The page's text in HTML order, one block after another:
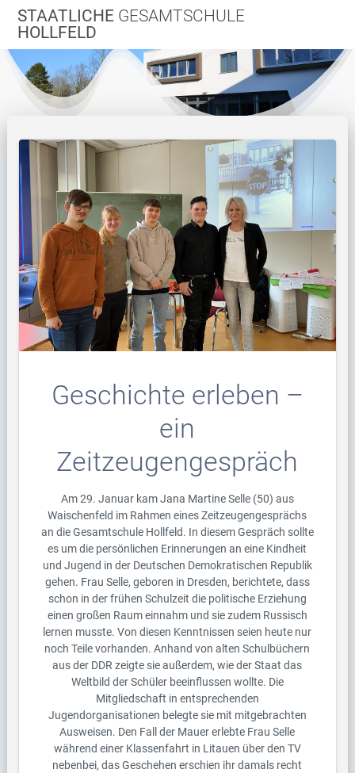
Zum
Inhalt
STAATLICHE GESAMTSCHULE
HOLLFELD
Geschichte erleben –
ein
Zeitzeugengespräch
Am 29. Januar kam Jana Martine Selle (50) aus
Waischenfeld im Rahmen eines Zeitzeugengesprächs
an die Gesamtschule Hollfeld. In diesem Gespräch sollte
es um die persönlichen Erinnerungen an eine Kindheit
und Jugend in der Deutschen Demokratischen Republik
gehen. Frau Selle, geboren in Dresden, berichtete, dass
schon in der frühen Schulzeit die politische Erziehung
einen großen Raum einnahm und sie zudem Russisch
lernen musste. Von diesen Kenntnissen seien heute nur
noch Teile vorhanden. Anhand von alten Schulbüchern
aus der DDR zeigte sie außerdem, wie der Staat das
Weltbild der Schüler beeinflussen wollte. Die
Mitgliedschaft in entsprechenden
Jugendorganisationen belegte sie mit mitgebrachten
Ausweisen. Den Fall der Mauer erlebte Frau Selle
während einer Klassenfahrt in Litauen über den TV
nebenbei, das Geschehen erschien ihr damals recht